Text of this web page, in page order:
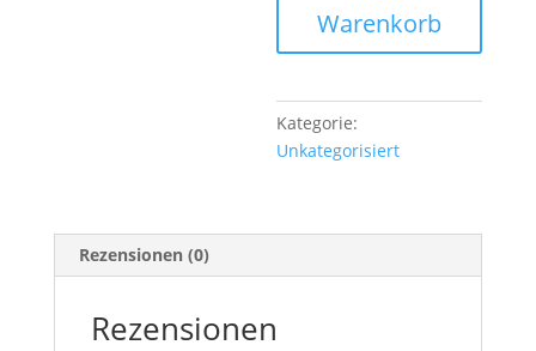
Warenkorb
Kategorie:
Unkategorisiert
Rezensionen (0)
Rezensionen